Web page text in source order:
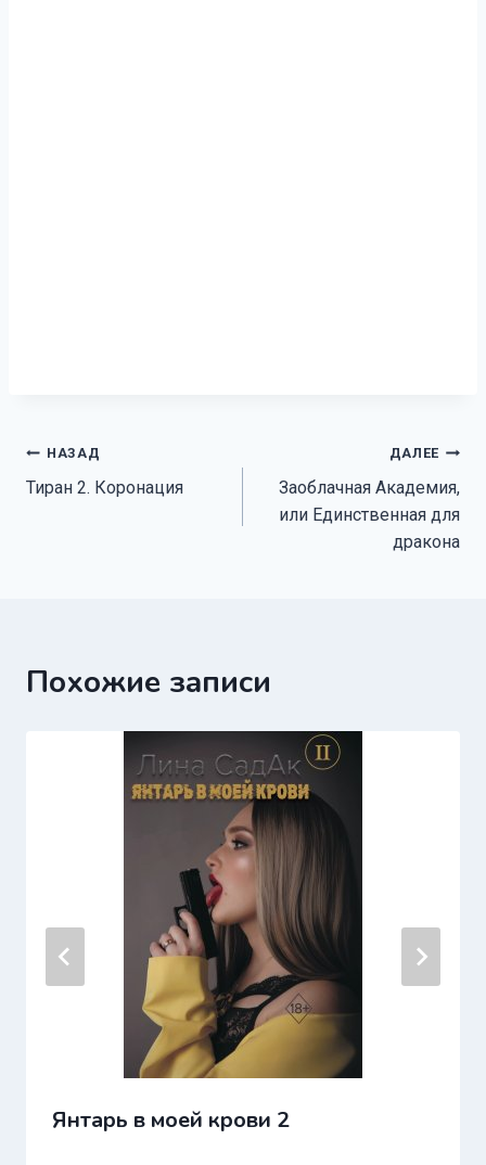
Навигация
по
НАЗАД
Тиран 2. Коронация
ДАЛЕЕ
Заоблачная Академия,
или Единственная для
дракона
Похожие записи
Янтарь в моей крови 2